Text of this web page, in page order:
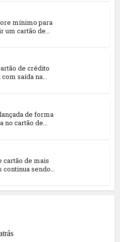
mínimo para
um cartão de...
de crédito
saída na...
de forma
no cartão de...
cartão de mais
continua sendo...